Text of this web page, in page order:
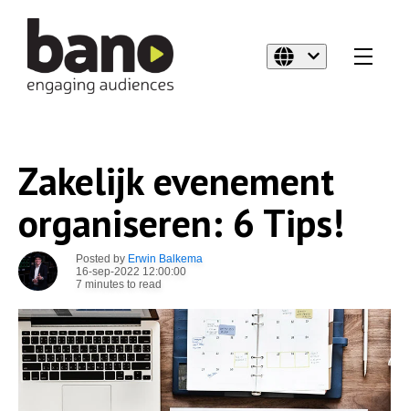
Zakelijk evenement
organiseren: 6 Tips!
Posted by Erwin Balkema
16-sep-2022 12:00:00
7 minutes to read